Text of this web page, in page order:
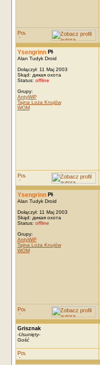
Ysengrinn
Alan Tudyk Droid
Dołączył: 11 Maj 2003
Skąd: дикая охота
Status: offline
Grupy:
AntyWiP
Tajna Loża Knujów
WOM
Ysengrinn
Alan Tudyk Droid
Dołączył: 11 Maj 2003
Skąd: дикая охота
Status: offline
Grupy:
AntyWiP
Tajna Loża Knujów
WOM
Grisznak
-Usunięty-
Gość